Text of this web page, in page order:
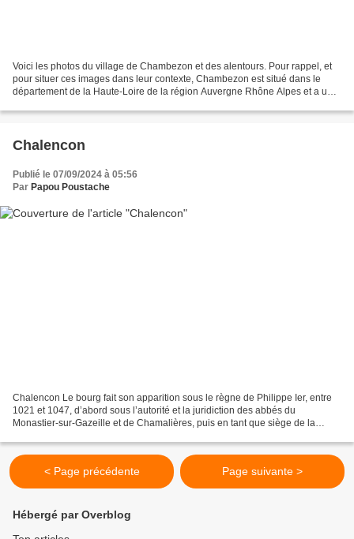
Voici les photos du village de Chambezon et des alentours. Pour rappel, et
pour situer ces images dans leur contexte, Chambezon est situé dans le
département de la Haute-Loire de la région Auvergne Rhône Alpes et a une
Chalencon
Publié le 07/09/2024 à 05:56
Par Papou Poustache
Chalencon Le bourg fait son apparition sous le règne de Philippe Ier, entre
1021 et 1047, d’abord sous l’autorité et la juridiction des abbés du
Monastier-sur-Gazeille et de Chamalières, puis en tant que siège de la
< Page précédente Page suivante >
Hébergé par Overblog